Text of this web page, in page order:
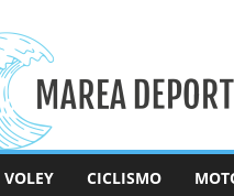
VOLEY CICLISMO